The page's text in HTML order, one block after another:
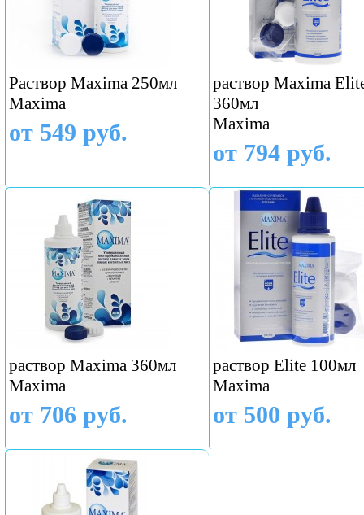
Раствор Maxima 250мл
Maxima
от 549 руб.
раствор Maxima
360мл
Maxima
от 794 руб.
раствор Maxima 360мл
Maxima
от 706 руб.
раствор Elite 100мл
Maxima
от 500 руб.